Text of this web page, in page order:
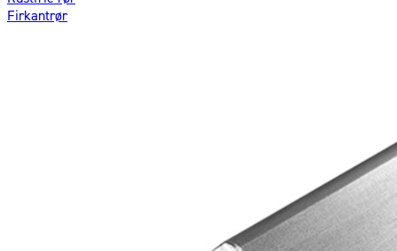
Firkantrør